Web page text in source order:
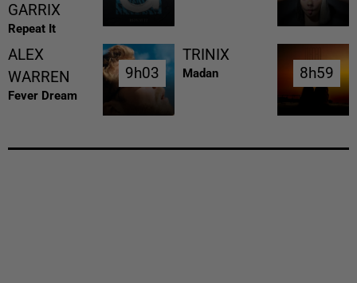
GARRIX
Repeat It
ALEX
WARREN
Fever Dream
9h03
9h03
TRINIX
Madan 8h59
8h59